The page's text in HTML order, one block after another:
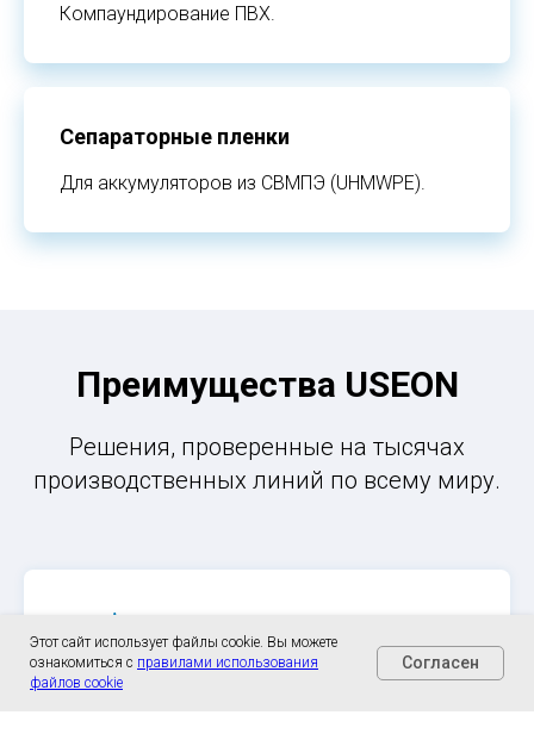
Компаундирование ПВХ.
Сепараторные пленки
Для аккумуляторов из СВМПЭ (UHMWPE).
Преимущества USEON
Решения, проверенные на тысячах
производственных линий по всему миру.
Этот сайт использует файлы cookie. Вы можете
ознакомиться с правилами использования
файлов cookie
Согласен